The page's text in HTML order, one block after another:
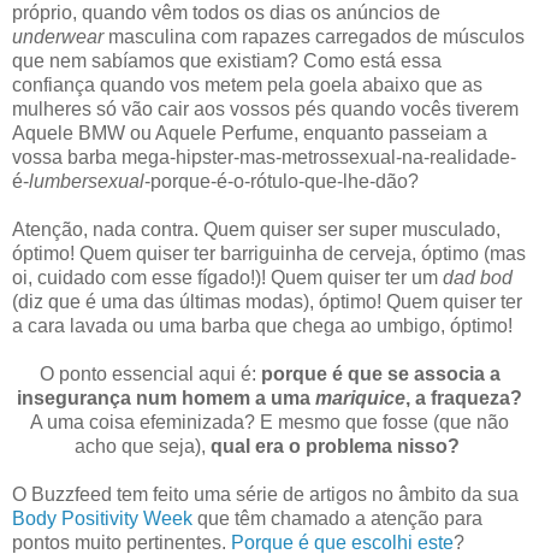
próprio, quando vêm todos os dias os anúncios de
underwearmasculina com rapazes carregados de músculos
que nem sabíamos que existiam? Como está essa
confiança quando vos metem pela goela abaixo que as
mulheres só vão cair aos vossos pés quando vocês tiverem
Aquele BMW ou Aquele Perfume, enquanto passeiam a
vossa barba mega-hipster-mas-metrossexual-na-realidade-
é-lumbersexual-porque-é-o-rótulo-que-lhe-dão?
Atenção, nada contra. Quem quiser ser super musculado,
óptimo! Quem quiser ter barriguinha de cerveja, óptimo (mas
oi, cuidado com esse fígado!)! Quem quiser ter um dad bod
(diz que é uma das últimas modas), óptimo! Quem quiser ter
a cara lavada ou uma barba que chega ao umbigo, óptimo!
O ponto essencial aqui é: porque é que se associa a
insegurança num homem a uma mariquice, a fraqueza?
A uma coisa efeminizada? E mesmo que fosse (que não
acho que seja), qual era o problema nisso?
O Buzzfeed tem feito uma série de artigos no âmbito da sua
Body Positivity Week que têm chamado a atenção para
pontos muito pertinentes. Porque é que escolhi este?